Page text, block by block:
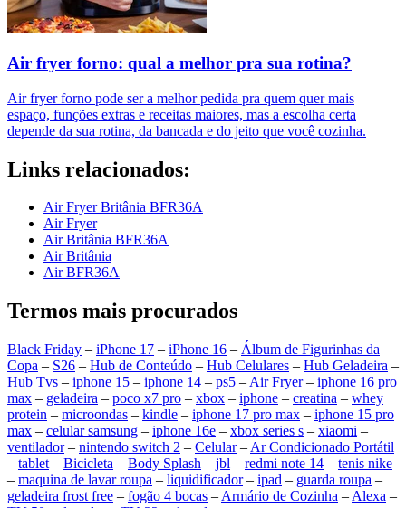
Air fryer forno: qual a melhor pra sua rotina?
Air fryer forno pode ser a melhor pedida pra quem quer mais
espaço, funções extras e receitas maiores, mas a escolha certa
depende da sua rotina, da bancada e do jeito que você cozinha.
Links relacionados:
Air Fryer Britânia BFR36A
Air Fryer
Air Britânia BFR36A
Air Britânia
Air BFR36A
Termos mais procurados
Black Friday – iPhone 17 – iPhone 16 – Álbum de Figurinhas da
Copa – S26 – Hub de Conteúdo – Hub Celulares – Hub Geladeira –
Hub Tvs – iphone 15 – iphone 14 – ps5 – Air Fryer– iphone 16 pro
max – geladeira – poco x7 pro – xbox – iphone – creatina – whey
protein – microondas – kindle – iphone 17 pro max – iphone 15 pro
max – celular samsung – iphone 16e – xbox series s – xiaomi –
ventilador– nintendo switch 2 – Celular– Ar Condicionado Portátil
– tablet – Bicicleta – Body Splash – jbl – redmi note 14 – tenis nike
– maquina de lavar roupa – liquidificador– ipad – guarda roupa –
geladeira frost free – fogão 4 bocas – Armário de Cozinha – Alexa –